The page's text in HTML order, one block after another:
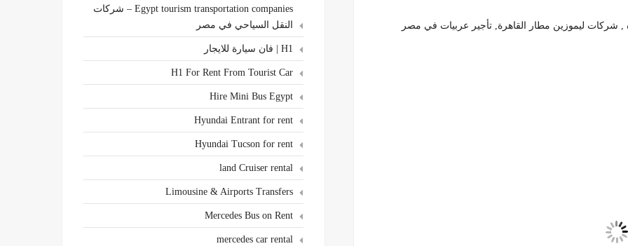
, شركات ليموزين مطار القاهرة, تأجير عربيات في مصر
Egypt tourism transportation companies – شركات
النقل السياحي في مصر
H1 | فان سيارة للايجار
H1 For Rent From Tourist Car
Hire Mini Bus Egypt
Hyundai Entrant for rent
Hyundai Tucson for rent
land Cruiser rental
Limousine & Airports Transfers
Mercedes Bus on Rent
mercedes car rental